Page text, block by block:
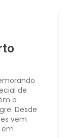
de
a
Desde
vem
em